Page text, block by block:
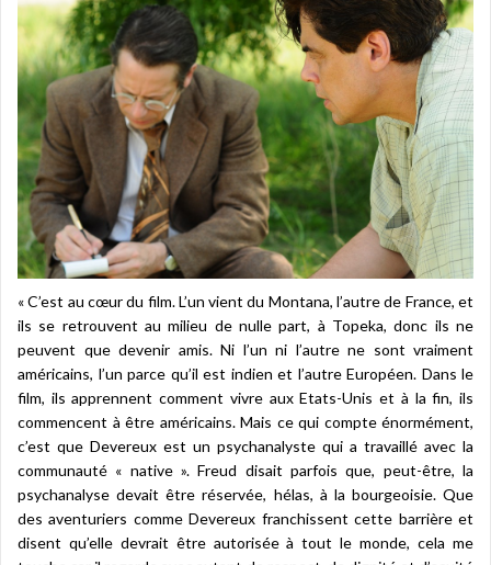
« C’est au cœur du film. L’un vient du Montana, l’autre de France, et
ils se retrouvent au milieu de nulle part, à Topeka, donc ils ne
peuvent que devenir amis. Ni l’un ni l’autre ne sont vraiment
américains, l’un parce qu’il est indien et l’autre Européen. Dans le
film, ils apprennent comment vivre aux Etats-Unis et à la fin, ils
commencent à être américains. Mais ce qui compte énormément,
c’est que Devereux est un psychanalyste qui a travaillé avec la
communauté « native ». Freud disait parfois que, peut-être, la
psychanalyse devait être réservée, hélas, à la bourgeoisie. Que
des aventuriers comme Devereux franchissent cette barrière et
disent qu’elle devrait être autorisée à tout le monde, cela me